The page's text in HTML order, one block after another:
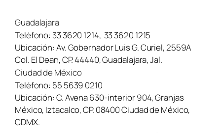
e
n
s
a
j
e
Guadalajara
Teléfono:33 3620 1214, 33 3620 1215
Ubicación:Av. Gobernador Luis G. Curiel, 2559A
Col. El Dean, CP. 44440, Guadalajara, Jal.
Ciudad de México
Teléfono: 55 5639 0210
Ubicación:C. Avena 630-interior 904, Granjas
México, Iztacalco, CP. 08400 Ciudad de México,
CDMX.